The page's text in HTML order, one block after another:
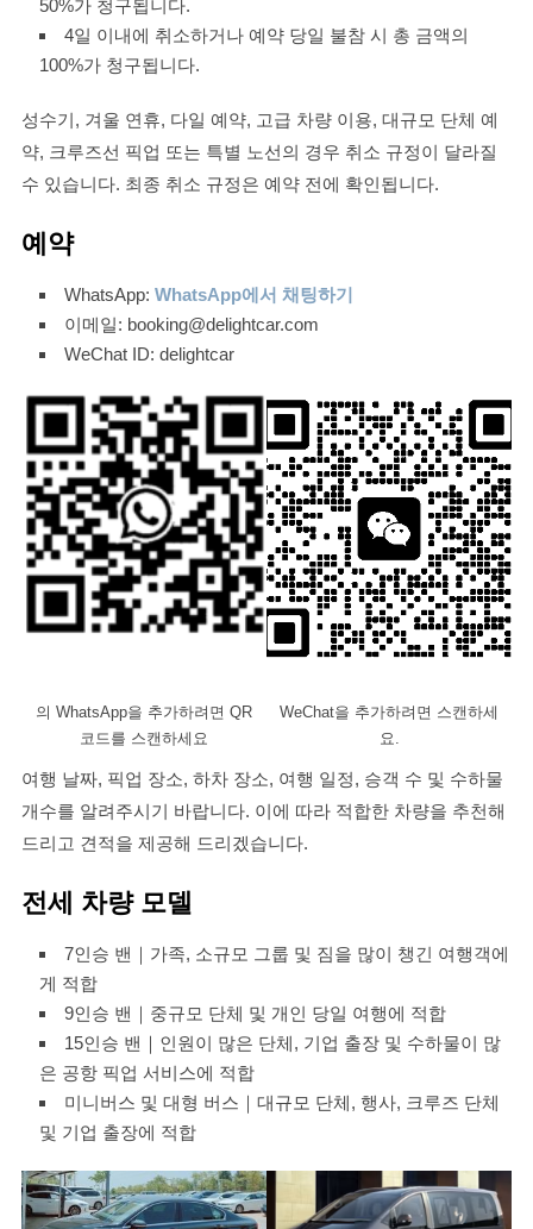
50%가 청구됩니다.
4일 이내에 취소하거나 예약 당일 불참 시 총 금액의
100%가 청구됩니다.
성수기, 겨울 연휴, 다일 예약, 고급 차량 이용, 대규모 단체 예
약, 크루즈선 픽업 또는 특별 노선의 경우 취소 규정이 달라질
수 있습니다. 최종 취소 규정은 예약 전에 확인됩니다.
예약
WhatsApp: WhatsApp에서 채팅하기
이메일: booking@delightcar.com
WeChat ID: delightcar
의 WhatsApp을 추가하려면 QR
코드를 스캔하세요
WeChat을 추가하려면 스캔하세
요.
여행 날짜, 픽업 장소, 하차 장소, 여행 일정, 승객 수 및 수하물
개수를 알려주시기 바랍니다. 이에 따라 적합한 차량을 추천해
드리고 견적을 제공해 드리겠습니다.
전세 차량 모델
7인승 밴｜가족, 소규모 그룹 및 짐을 많이 챙긴 여행객에
게 적합
9인승 밴｜중규모 단체 및 개인 당일 여행에 적합
15인승 밴｜인원이 많은 단체, 기업 출장 및 수하물이 많
은 공항 픽업 서비스에 적합
미니버스 및 대형 버스｜대규모 단체, 행사, 크루즈 단체
및 기업 출장에 적합